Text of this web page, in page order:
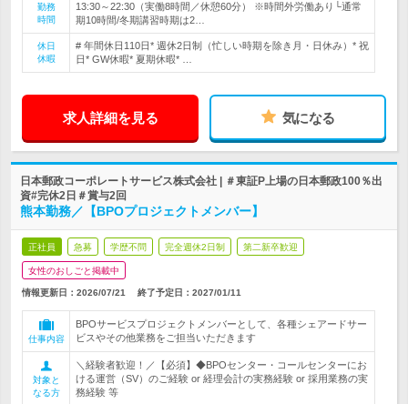
勤務
時間
13:30～22:30（実働8時間／休憩60分） ※時間外労働あり└通常
期10時間/冬期講習時期は2…
休日
休暇
# 年間休日110日* 週休2日制（忙しい時期を除き月・日休み）* 祝
日* GW休暇* 夏期休暇* …
求人詳細を見る 気になる
日本郵政コーポレートサービス株式会社 | ＃東証P上場の日本郵政100％出
資#完休2日＃賞与2回
熊本勤務／【BPOプロジェクトメンバー】
正社員 急募 学歴不問 完全週休2日制 第二新卒歓迎
女性のおしごと掲載中
情報更新日：2026/07/21 終了予定日： 2027/01/11
仕事内容
BPOサービスプロジェクトメンバーとして、各種シェアードサー
ビスやその他業務をご担当いただきます
対象と
なる方
＼経験者歓迎！／【必須】◆BPOセンター・コールセンターにお
ける運営（SV）のご経験 or 経理会計の実務経験 or 採用業務の実
務経験 等